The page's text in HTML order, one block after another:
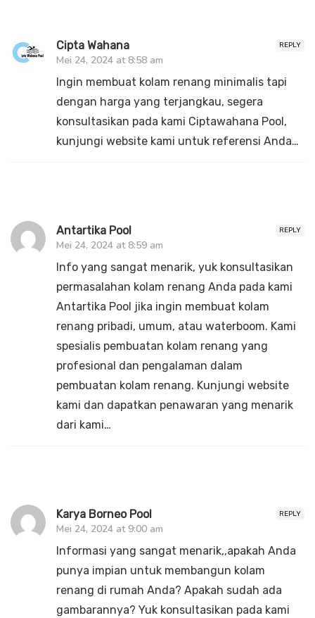
REPLY
Cipta Wahana
Mei 24, 2024 at 8:58 am
Ingin membuat kolam renang minimalis tapi
dengan harga yang terjangkau, segera
konsultasikan pada kami Ciptawahana Pool,
kunjungi website kami untuk referensi Anda…
REPLY
Antartika Pool
Mei 24, 2024 at 8:59 am
Info yang sangat menarik, yuk konsultasikan
permasalahan kolam renang Anda pada kami
Antartika Pool jika ingin membuat kolam
renang pribadi, umum, atau waterboom. Kami
spesialis pembuatan kolam renang yang
profesional dan pengalaman dalam
pembuatan kolam renang. Kunjungi website
kami dan dapatkan penawaran yang menarik
dari kami…
REPLY
Karya Borneo Pool
Mei 24, 2024 at 9:00 am
Informasi yang sangat menarik,,apakah Anda
punya impian untuk membangun kolam
renang di rumah Anda? Apakah sudah ada
gambarannya? Yuk konsultasikan pada kami